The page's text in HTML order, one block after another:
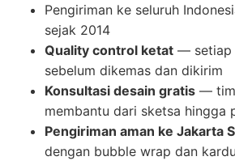
Pengiriman ke seluruh
sejak 2014
Quality control ketat — setiap
sebelum dikemas dan dikirim
Konsultasi desain gratis — tim
membantu dari sketsa hingga
Pengiriman aman ke Jakarta
dengan bubble wrap dan